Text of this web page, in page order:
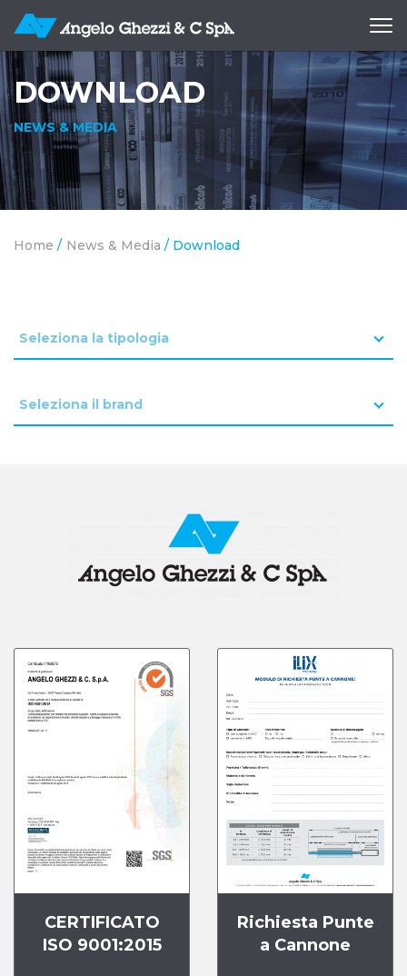
Apri
DOWNLOAD
NEWS & MEDIA
Home / News & Media / Download
Seleziona la tipologia
Seleziona il brand
CERTIFICATO
ISO 9001:2015
Richiesta Punte
a Cannone